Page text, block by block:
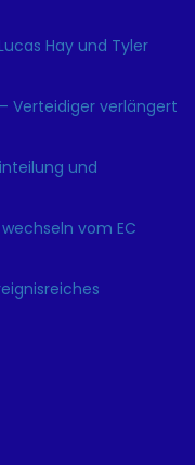
Hay und Tyler
Verteidiger verlängert
und
vom EC